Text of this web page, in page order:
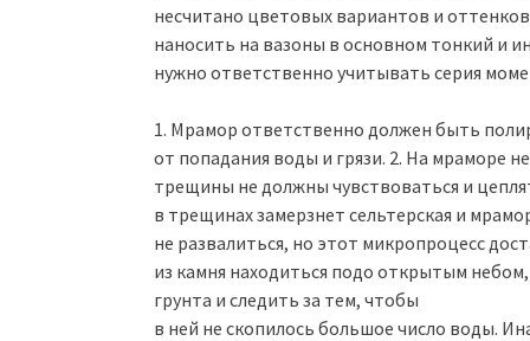
несчитано цветовых вариантов и
наносить на вазоны в основном тонкий и
нужно ответственно учитывать серия
1. Мрамор ответственно должен быть
от попадания воды и грязи. 2. На мраморе
трещины не должны чувствоваться и
в трещинах замерзнет сельтерская и
не развалиться, но этот микропроцесс
из камня находиться подо открытым
грунта и следить за тем, чтобы
в ней не скопилось большое число воды.